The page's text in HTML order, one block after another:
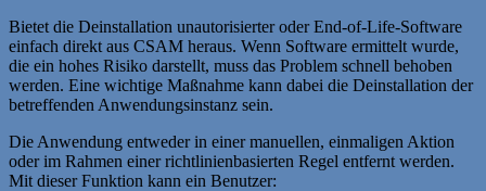
Bietet die Deinstallation unautorisierter oder End-of-Life-Software
einfach direkt aus CSAM heraus. Wenn Software ermittelt wurde,
die ein hohes Risiko darstellt, muss das Problem schnell behoben
werden. Eine wichtige Maßnahme kann dabei die Deinstallation der
betreffenden Anwendungsinstanz sein.
Die Anwendung entweder in einer manuellen, einmaligen Aktion
oder im Rahmen einer richtlinienbasierten Regel entfernt werden.
Mit dieser Funktion kann ein Benutzer: